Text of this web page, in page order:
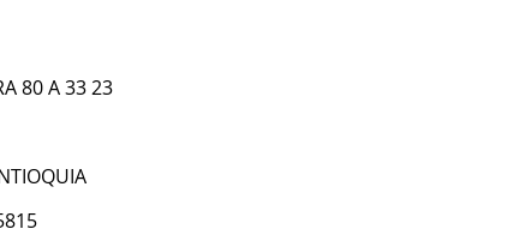
80 A 33 23